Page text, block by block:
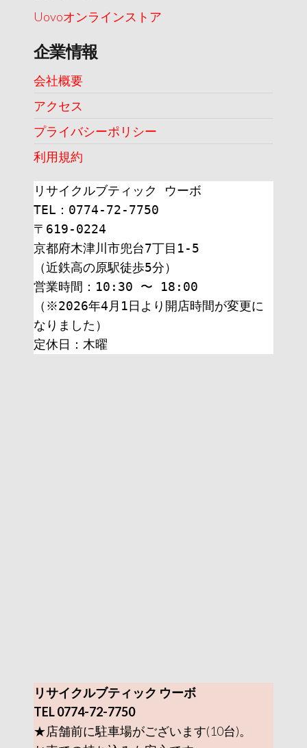
Uovoオンラインストア
企業情報
会社概要
アクセス
プライバシーポリシー
利用規約
リサイクルブティック ウーボ
TEL：0774-72-7750
〒619-0224
京都府木津川市兜台7丁目1-5
（近鉄高の原駅徒歩5分）
営業時間：10:30 〜 18:00
（※2026年4月1日より開店時間が変更に
なりました）
定休日：木曜
リサイクルブティック ウーボ
TEL 0774-72-7750
★店舗前に駐車場がございます(10台)。